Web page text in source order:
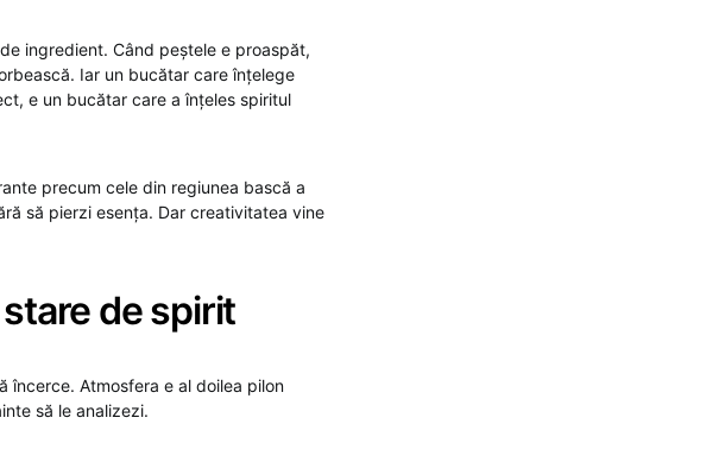
ingredient. Când peștele e proaspăt,
Iar un bucătar care înțelege
e un bucătar care a înțeles spiritul
precum cele din regiunea bască a
să pierzi esența. Dar creativitatea vine
de spirit
încerce. Atmosfera e al doilea pilon
să le analizezi.